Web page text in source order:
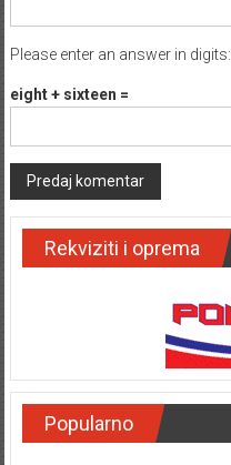
Please enter an answer in digits:
eight + sixteen =
Rekviziti i oprema
Popularno